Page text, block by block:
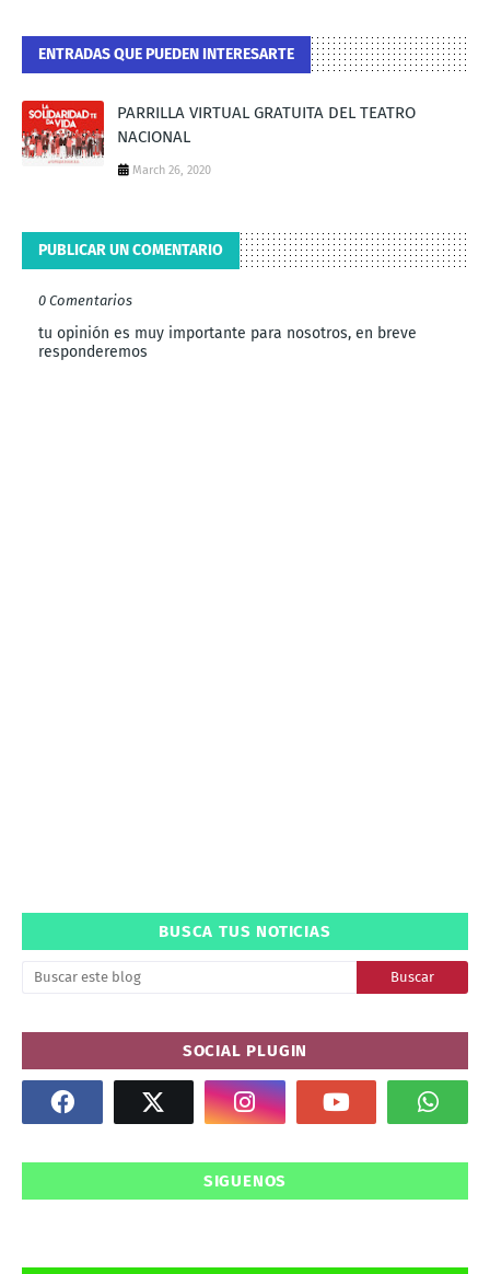
ENTRADAS QUE PUEDEN INTERESARTE
PARRILLA VIRTUAL GRATUITA DEL TEATRO
NACIONAL
March 26, 2020
PUBLICAR UN COMENTARIO
0 Comentarios
tu opinión es muy importante para nosotros, en breve
responderemos
BUSCA TUS NOTICIAS
SOCIAL PLUGIN
SIGUENOS